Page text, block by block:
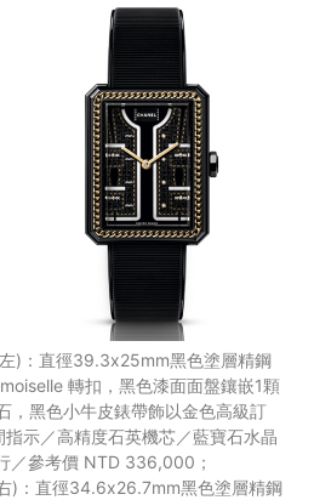
)：直徑39.3x25mm黑色塗層精鋼
轉扣，黑色漆面面盤鑲嵌1顆
，黑色小牛皮錶帶飾以金色高級訂
示／高精度石英機芯／藍寶石水晶
／參考價 NTD 336,000；
)：直徑34.6x26.7mm黑色塗層精鋼